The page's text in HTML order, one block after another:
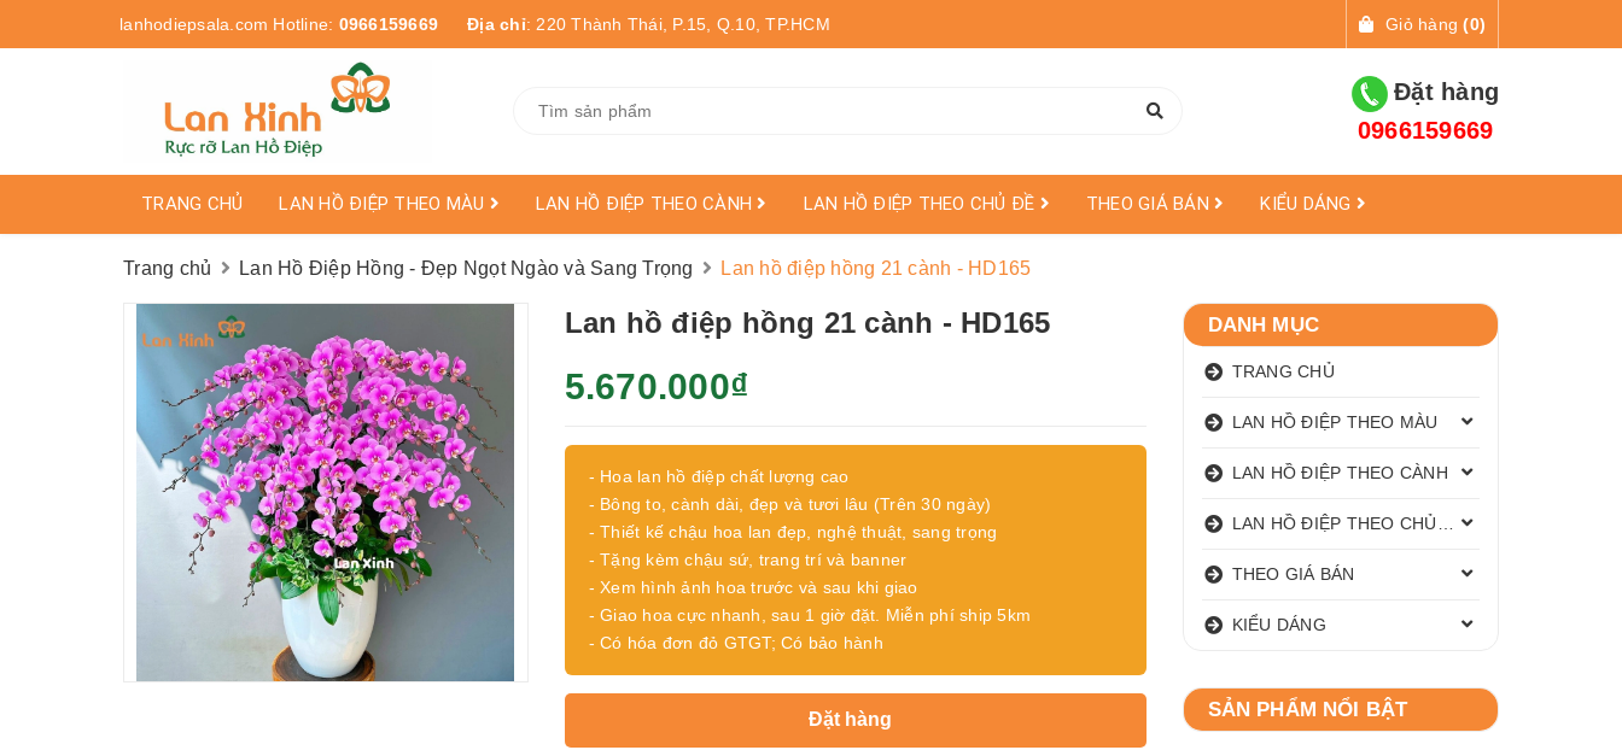
lanhodiepsala.com Hotline: 0966159669 Địa chỉ: 220 Thành Thái, P.15, Q.10, TP.HCM Giỏ hàng (0)
Đặt hàng
0966159669
TRANG CHỦ LAN HỒ ĐIỆP THEO MÀU LAN HỒ ĐIỆP THEO CÀNH LAN HỒ ĐIỆP THEO CHỦ ĐỀ THEO GIÁ BÁN KIỂU DÁNG
Trang chủ Lan Hồ Điệp Hồng - Đẹp Ngọt Ngào và Sang Trọng Lan hồ điệp hồng 21 cành - HD165
Lan hồ điệp hồng 21 cành - HD165
5.670.000₫
- Hoa lan hồ điệp chất lượng cao
- Bông to, cành dài, đẹp và tươi lâu (Trên 30 ngày)
- Thiết kế chậu hoa lan đẹp, nghệ thuật, sang trọng
- Tặng kèm chậu sứ, trang trí và banner
- Xem hình ảnh hoa trước và sau khi giao
- Giao hoa cực nhanh, sau 1 giờ đặt. Miễn phí ship 5km
- Có hóa đơn đỏ GTGT; Có bảo hành
Đặt hàng
DANH MỤC
TRANG CHỦ
LAN HỒ ĐIỆP THEO MÀU
LAN HỒ ĐIỆP THEO CÀNH
LAN HỒ ĐIỆP THEO CHỦ ĐỀ
THEO GIÁ BÁN
KIỂU DÁNG
SẢN PHẨM NỔI BẬT